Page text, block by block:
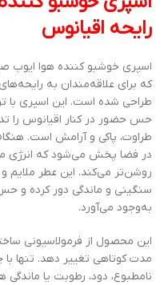
رایحه اقیانوس
اسپری خوشبو کننده هوا ایوب
که برای علاقه‌مندان به
طراحی شده است. این اسپری با
حس حضور در کنار اقیانوس را
طراوت، پاکی و آرامش است.
در فضا پخش می‌شود که انرژی
روشن‌تر می‌کند. این عطر ملایم و
سنگینی و ماندگی دور کرده و
به‌وجود می‌آورد.
این محصول از فرمولاسیونی
مدت کوتاهی تغییر دهد. تنها با
نامطبوع، دود، رطوبت یا ماندگی